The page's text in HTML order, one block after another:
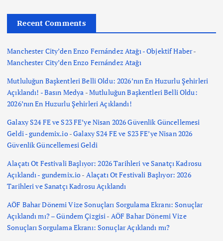
Recent Comments
Manchester City’den Enzo Fernández Atağı - Objektif Haber-
Manchester City’den Enzo Fernández Atağı
Mutluluğun Başkentleri Belli Oldu: 2026’nın En Huzurlu Şehirleri
Açıklandı! - Basın Medya -Mutluluğun Başkentleri Belli Oldu:
2026’nın En Huzurlu Şehirleri Açıklandı!
Galaxy S24 FE ve S23 FE’ye Nisan 2026 Güvenlik Güncellemesi
Geldi - gundemix.io-Galaxy S24 FE ve S23 FE’ye Nisan 2026
Güvenlik Güncellemesi Geldi
Alaçatı Ot Festivali Başlıyor: 2026 Tarihleri ve Sanatçı Kadrosu
Açıklandı - gundemix.io- Alaçatı Ot Festivali Başlıyor: 2026
Tarihleri ve Sanatçı Kadrosu Açıklandı
AÖF Bahar Dönemi Vize Sonuçları Sorgulama Ekranı: Sonuçlar
Açıklandı mı? – Gündem Çizgisi- AÖF Bahar Dönemi Vize
Sonuçları Sorgulama Ekranı: Sonuçlar Açıklandı mı?